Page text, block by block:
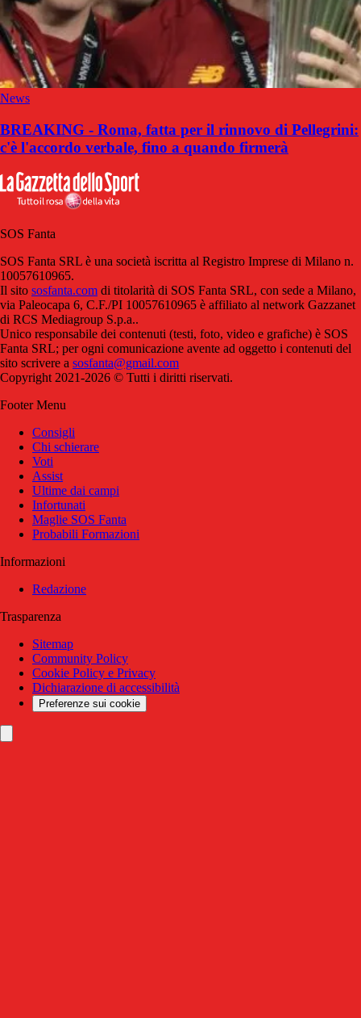
News
BREAKING - Roma, fatta per il rinnovo di Pellegrini:
c'è l'accordo verbale, fino a quando firmerà
SOS Fanta
SOS Fanta SRL è una società iscritta al Registro Imprese di Milano n.
10057610965.
Il sito sosfanta.com di titolarità di SOS Fanta SRL, con sede a Milano,
via Paleocapa 6, C.F./PI 10057610965 è affiliato al network Gazzanet
di RCS Mediagroup S.p.a..
Unico responsabile dei contenuti (testi, foto, video e grafiche) è SOS
Fanta SRL; per ogni comunicazione avente ad oggetto i contenuti del
sito scrivere a sosfanta@gmail.com
Copyright 2021-2026 © Tutti i diritti riservati.
Footer Menu
Consigli
Chi schierare
Voti
Assist
Ultime dai campi
Infortunati
Maglie SOS Fanta
Probabili Formazioni
Informazioni
Redazione
Trasparenza
Sitemap
Community Policy
Cookie Policy e Privacy
Dichiarazione di accessibilità
Preferenze sui cookie